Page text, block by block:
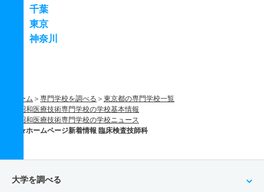
千葉
東京
神奈川
ホーム 専門学校を調べる
東京都の専門学校一覧
昭和医療技術専門学校の学校基本情報
昭和医療技術専門学校の学校ニュース
★ホームページ新着情報 臨床検査技師科
大学を調べる